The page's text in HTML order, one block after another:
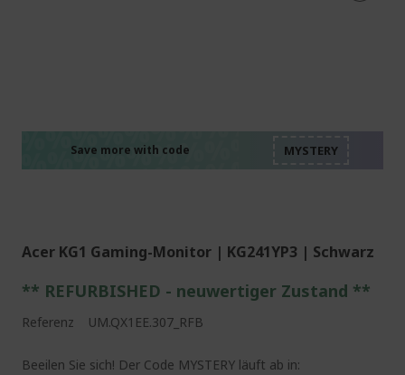
Save more with code
Acer KG1 Gaming-Monitor | KG241YP3 | Schwarz
** REFURBISHED - neuwertiger Zustand **
Referenz UM.QX1EE.307_RFB
Beeilen Sie sich! Der Code MYSTERY läuft ab in: